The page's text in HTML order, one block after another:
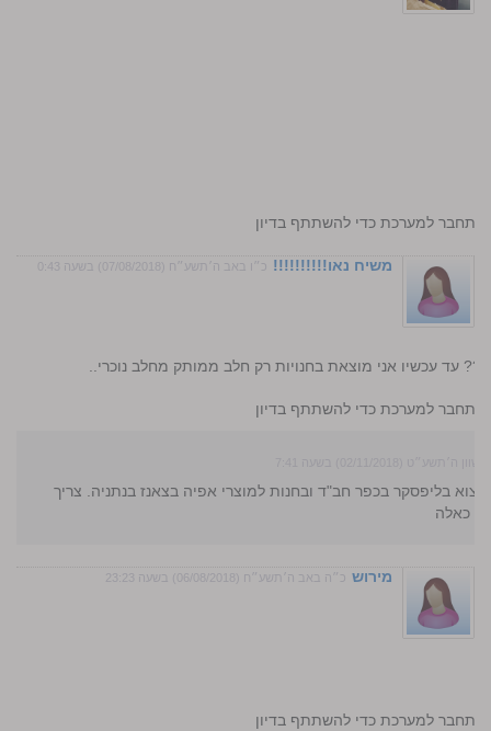
התחבר למערכת כדי להשתתף בדיון
משיח נאו!!!!!!!!!! כ״ו באב ה׳תשע״ח (07/08/2018) בשעה 0:43
עד עכשיו אני מוצאת בחנויות רק חלב ממותק מחלב נוכרי..
התחבר למערכת כדי להשתתף בדיון
בליפסקר בכפר חב"ד ובחנות למוצרי אפיה בצאנז בנתניה. צריך
כאלה
מירוש כ״ה באב ה׳תשע״ח (06/08/2018) בשעה 23:23
התחבר למערכת כדי להשתתף בדיון